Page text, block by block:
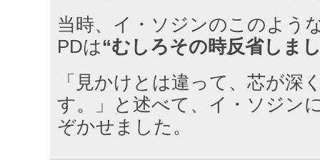
当時、イ・ソジンのこのよう
PDは“むしろその時反省しま
「見かけとは違って、芯が深
す。」と述べて、イ・ソジン
ぞかせました。